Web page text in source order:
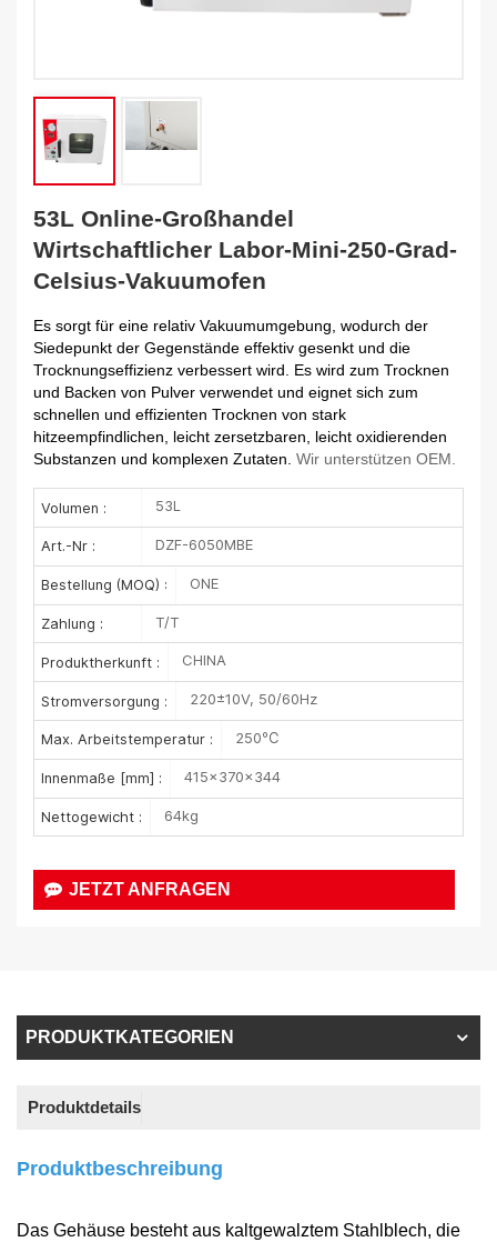
53L Online-Großhandel
Wirtschaftlicher Labor-Mini-250-Grad-
Celsius-Vakuumofen
Es sorgt für eine relativ Vakuumumgebung, wodurch der
Siedepunkt der Gegenstände effektiv gesenkt und die
Trocknungseffizienz verbessert wird. Es wird zum Trocknen
und Backen von Pulver verwendet und eignet sich zum
schnellen und effizienten Trocknen von stark
hitzeempfindlichen, leicht zersetzbaren, leicht oxidierenden
Substanzen und komplexen Zutaten. Wir unterstützen OEM.
Volumen : 53L
Art.-Nr : DZF-6050MBE
Bestellung (MOQ) : ONE
Zahlung : T/T
Produktherkunft : CHINA
Stromversorgung : 220±10V, 50/60Hz
Max. Arbeitstemperatur : 250℃
Innenmaße [mm] : 415×370×344
Nettogewicht : 64kg
JETZT ANFRAGEN
PRODUKTKATEGORIEN
Produktdetails
Produktbeschreibung
Das Gehäuse besteht aus kaltgewalztem Stahlblech, die